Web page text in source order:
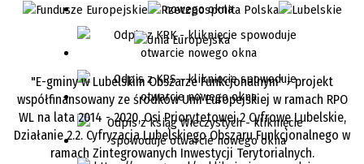
"E-gminy w Lubelskim Obszarze Funkcjonalnym" - projekt
współfinansowany ze środków Unii Europejskiej w ramach RPO
WL na lata 2014 - 2020, Osi Priorytetowej 2 Cyfrowe Lubelskie,
Działanie 2.2. Cyfryzacja Lubelskiego Obszaru Funkcjonalnego w
ramach Zintegrowanych Inwestycji Terytorialnych.